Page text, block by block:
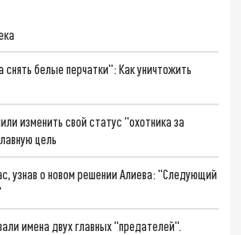
снять белые перчатки": Как уничтожить
изменить свой статус "охотника за
цель
узнав о новом решении Алиева: "Следующий
имена двух главных "предателей".